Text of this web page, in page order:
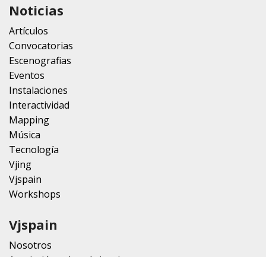
Noticias
Artículos
Convocatorias
Escenografias
Eventos
Instalaciones
Interactividad
Mapping
Música
Tecnología
Vjing
Vjspain
Workshops
Vjspain
Nosotros